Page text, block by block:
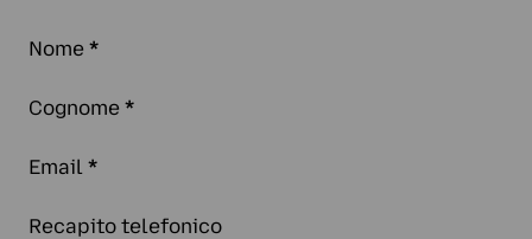
Nome *
Cognome *
Email *
Recapito telefonico